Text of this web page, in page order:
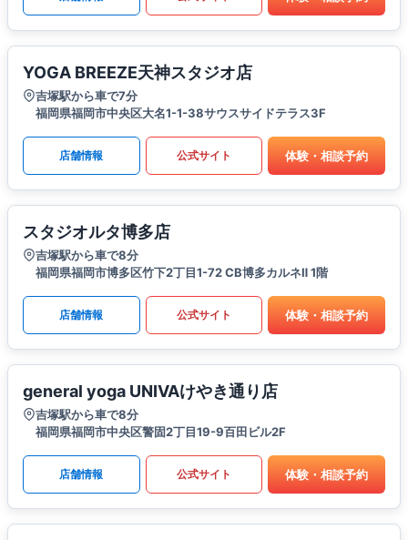
YOGA BREEZE天神スタジオ店
吉塚駅から車で7分
福岡県福岡市中央区大名1-1-38サウスサイドテラス3F
店舗情報 公式サイト 体験・相談予約
スタジオルタ博多店
吉塚駅から車で8分
福岡県福岡市博多区竹下2丁目1-72 CB博多カルネⅡ 1階
店舗情報 公式サイト 体験・相談予約
general yoga UNIVAけやき通り店
吉塚駅から車で8分
福岡県福岡市中央区警固2丁目19-9百田ビル2F
店舗情報 公式サイト 体験・相談予約